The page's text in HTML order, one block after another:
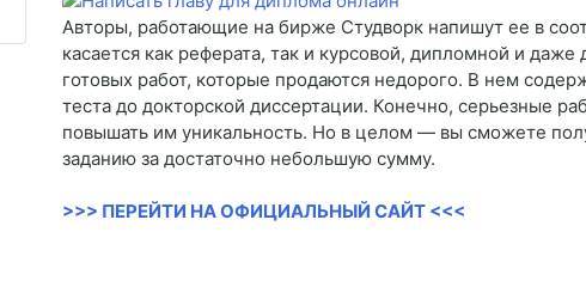
Авторы, работающие на бирже Студворк напишут ее в
касается как реферата, так и курсовой, дипломной и
готовых работ, которые продаются недорого. В нем
теста до докторской диссертации. Конечно, серьезные
повышать им уникальность. Но в целом — вы сможете
заданию за достаточно небольшую сумму.
>>> ПЕРЕЙТИ НА ОФИЦИАЛЬНЫЙ САЙТ <<<